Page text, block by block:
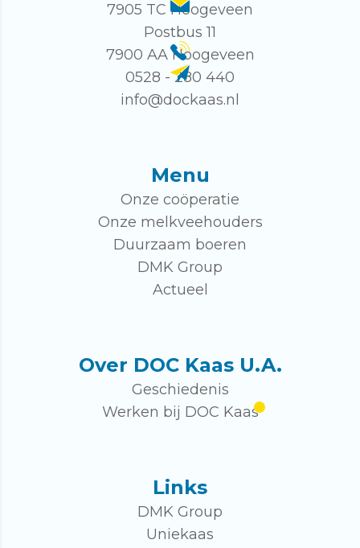
7905 TC Hoogeveen
Postbus 11
7900 AA Hoogeveen
0528 - 280 440
info@dockaas.nl
Menu
Onze coöperatie
Onze melkveehouders
Duurzaam boeren
DMK Group
Actueel
Over DOC Kaas U.A.
Geschiedenis
Werken bij DOC Kaas
Links
DMK Group
Uniekaas